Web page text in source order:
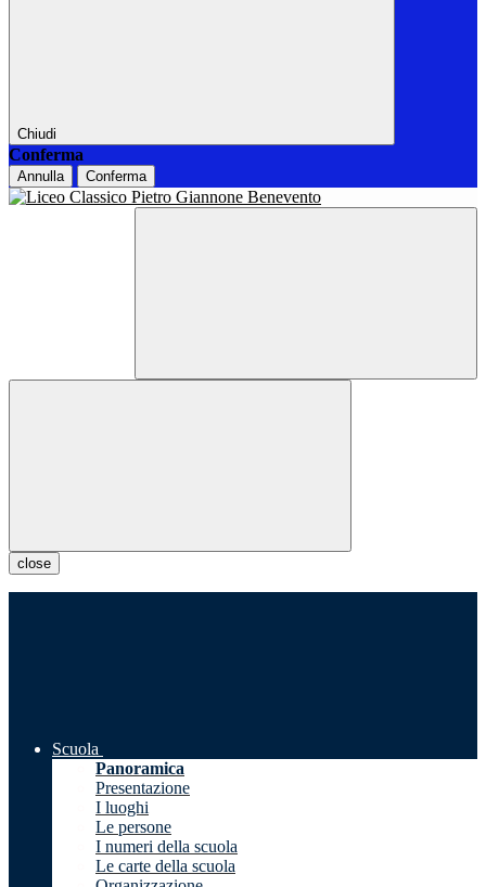
Chiudi
Conferma
Annulla Conferma
close
Scuola
Panoramica
Presentazione
I luoghi
Le persone
I numeri della scuola
Le carte della scuola